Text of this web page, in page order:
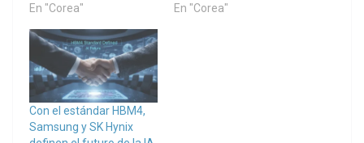
En "Corea"
En "Corea"
Con el estándar HBM4,
Samsung y SK Hynix